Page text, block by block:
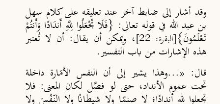
وقد أشار إلى ضابط آخر عند تعليقه على كلام سهل
بن عبد الله في قوله تعالى: {فَلَا تَجْعَلُوا لِلَّهِ أَندَادًا وَأَنتُمْ
تَعْلَمُونَ}[البقرة: 22] ، ويمكن أن يقال: أن لا تُعتبر
هذه الإشارات من باب التفسير.
قال: «...وهذا يشير إلى أن النفس الأمّارة داخلة
تحت عموم الأنداد، حتى لو فصَّل لكان المعنى: فلا
تجعلوا لله أندادا؛ لا صنما ولا شيطان ا ولا النّفْسَ ولا